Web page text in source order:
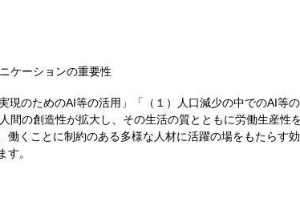
ケーションの重要性
のためのAI等の活用」「（１）人口減少の中でのAI等の
間の創造性が拡大し、その生活の質とともに労働生産性
くことに制約のある多様な人材に活躍の場をもたらす
。